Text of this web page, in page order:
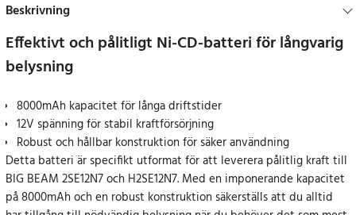
Beskrivning
Effektivt och pålitligt Ni-CD-batteri för långvarig
belysning
8000mAh kapacitet för långa driftstider
12V spänning för stabil kraftförsörjning
Robust och hållbar konstruktion för säker användning
Detta batteri är specifikt utformat för att leverera pålitlig kraft till
BIG BEAM 2SE12N7 och H2SE12N7. Med en imponerande kapacitet
på 8000mAh och en robust konstruktion säkerställs att du alltid